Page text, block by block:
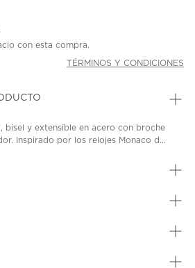
con esta compra.
TÉRMINOS Y CONDICIONES
bisel y extensible en acero con broche
Inspirado por los relojes Monaco d...